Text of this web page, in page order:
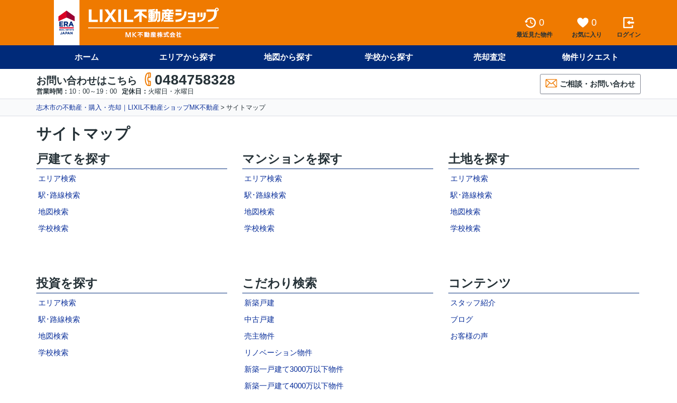
0
最近見た物件
0
お気に入り ログイン
ホーム エリアから探す 地図から探す 学校から探す 売却査定 物件リクエスト
お問い合わせはこちら 0484758328
営業時間： 10：00～19：00 定休日： 火曜日・水曜日
ご相談・お問い合わせ
志木市の不動産・購入・売却｜LIXIL不動産ショップMK不動産 サイトマップ
サイトマップ
戸建てを探す
エリア検索
駅･路線検索
地図検索
学校検索
マンションを探す
エリア検索
駅･路線検索
地図検索
学校検索
土地を探す
エリア検索
駅･路線検索
地図検索
学校検索
投資を探す
エリア検索
駅･路線検索
地図検索
学校検索
こだわり検索
新築戸建
中古戸建
売主物件
リノベーション物件
新築一戸建て3000万以下物件
新築一戸建て4000万以下物件
コンテンツ
スタッフ紹介
ブログ
お客様の声